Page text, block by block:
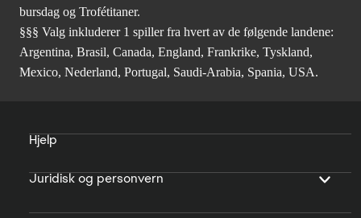
bursdag og Trofétitaner.
§§§ Valg inkluderer 1 spiller fra hvert av de følgende landene:
Argentina, Brasil, Canada, England, Frankrike, Tyskland,
Mexico, Nederland, Portugal, Saudi-Arabia, Spania, USA.
Hjelp
Juridisk og personvern